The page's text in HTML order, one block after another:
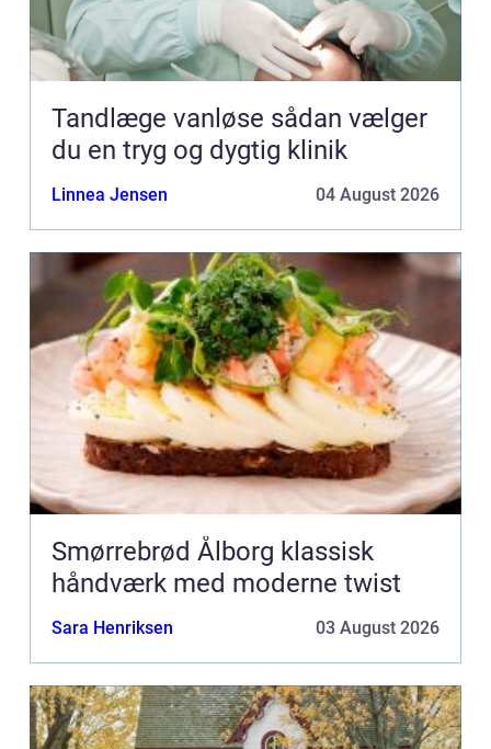
Tandlæge vanløse sådan vælger
du en tryg og dygtig klinik
Linnea Jensen 04 August 2026
Smørrebrød Ålborg klassisk
håndværk med moderne twist
Sara Henriksen 03 August 2026